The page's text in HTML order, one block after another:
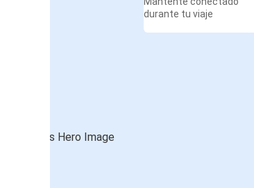
durante tu viaje